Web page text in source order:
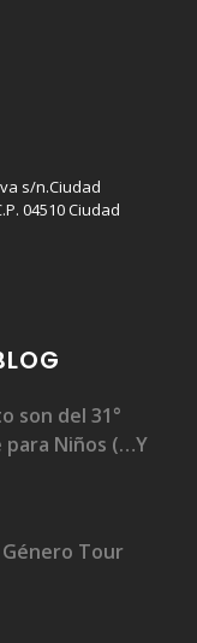
s/n.Ciudad
04510 Ciudad
son del 31°
para Niños (…Y
Género Tour